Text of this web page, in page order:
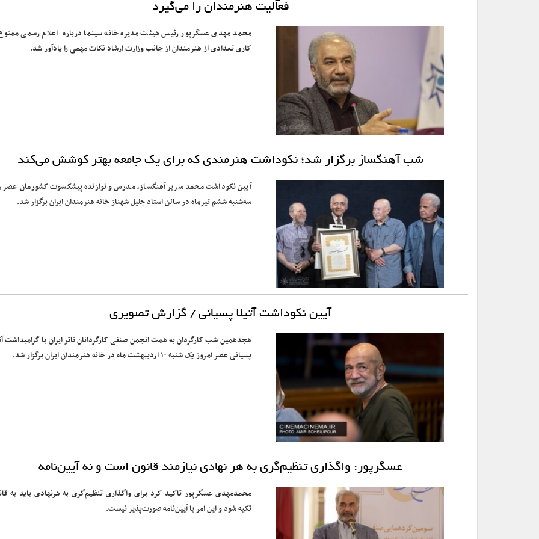
فعالیت هنرمندان را می‌گیرد
محمد مهدی عسگرپور رئیس هیئت مدیره خانه سینما درباره اعلام رسمی
کاری تعدادی از هنرمندان از جانب وزارت ارشاد نکات مهمی را یادآور شد.
شب آهنگساز برگزار شد؛ نکوداشت هنرمندی که برای یک جامعه بهتر کوشش می‌کند
آیین نکوداشت محمد سریر آهنگساز، مدرس و نوازنده پیشکسوت کشورمان عصر
سه‌شنبه ششم تیرماه در سالن استاد جلیل شهناز خانه هنرمندان ایران برگزار شد.
آیین نکوداشت آتیلا پسیانی / گزارش تصویری
هجدهمین شب کارگردان به همت انجمن صنفی کارگردانان تاتر ایران با گرامیداشت
پسیانی عصر امروز یک شنبه ۱۰ اردیبهشت ماه در خانه هنرمندان ایران برگزار شد.
عسگرپور: واگذاری تنظیم‌گری به هر نهادی نیازمند قانون است و نه آیین‌نامه
محمدمهدی عسگرپور تاکید کرد برای واگذاری تنظیم‌گری به هرنهادی باید به
تکیه شود و این امر با آیین‌نامه صورت‌پذیر نیست.